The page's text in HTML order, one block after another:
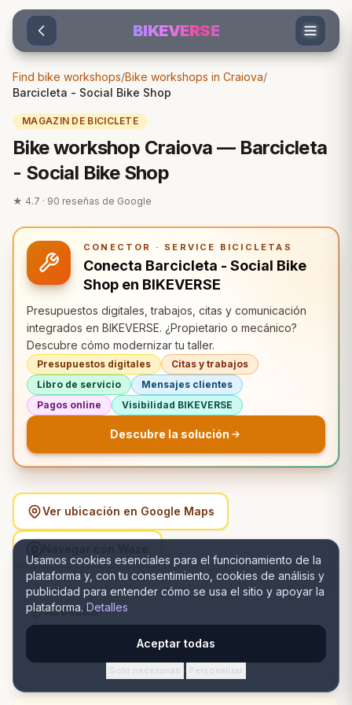
Sari la conținut
Usamos cookies esenciales para el funcionamiento de la
plataforma y, con tu consentimiento, cookies de análisis y
publicidad para entender cómo se usa el sitio y apoyar la
plataforma. Detalles
Aceptar todas
Solo necesarias · Personalizar
BIKEVERSE
Find bike workshops/Bike workshops in Craiova/
Barcicleta - Social Bike Shop
MAGAZIN DE BICICLETE
Bike workshop Craiova — Barcicleta
- Social Bike Shop
★ 4.7 · 90 reseñas de Google
CONECTOR · SERVICE BICICLETAS
Conecta Barcicleta - Social Bike
Shop en BIKEVERSE
Presupuestos digitales, trabajos, citas y comunicación
integrados en BIKEVERSE. ¿Propietario o mecánico?
Descubre cómo modernizar tu taller.
Presupuestos digitales
Citas y trabajos
Libro de servicio
Mensajes clientes
Pagos online
Visibilidad BIKEVERSE
Descubre la solución
Ver ubicación en Google Maps
ADDRESS
Strada Brazda lui Novac 37, Craiova, România, Craiova,